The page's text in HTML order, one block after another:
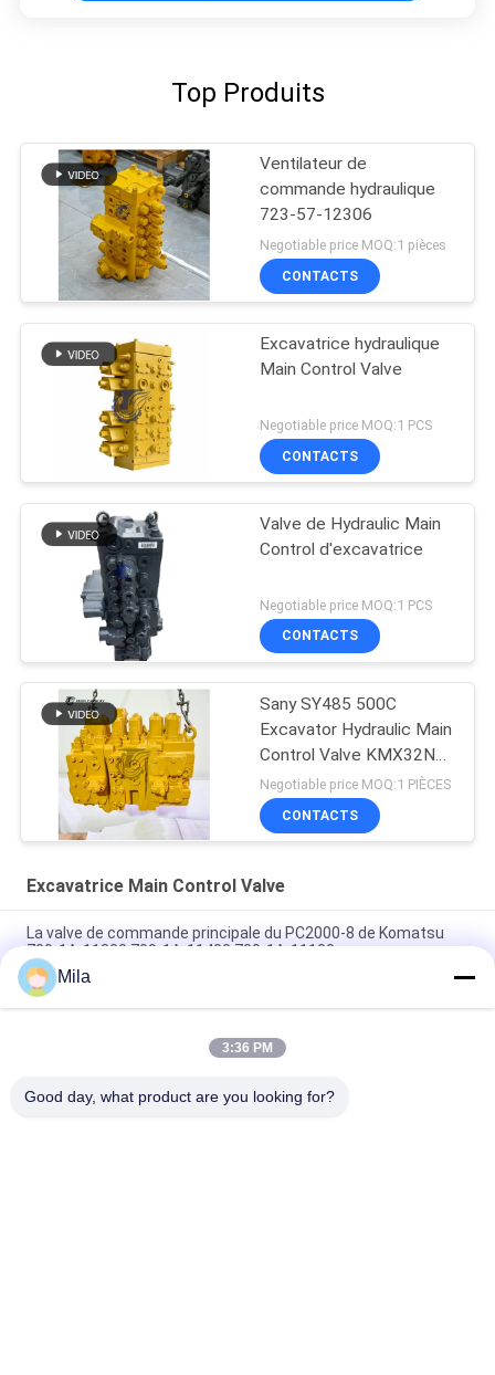
Top Produits
Ventilateur de
commande hydraulique
723-57-12306
Negotiable price MOQ:1 pièces
CONTACTS
Excavatrice hydraulique
Main Control Valve
Negotiable price MOQ:1 PCS
CONTACTS
Valve de Hydraulic Main
Control d'excavatrice
Negotiable price MOQ:1 PCS
CONTACTS
Sany SY485 500C
Excavator Hydraulic Main
Control Valve KMX32NA
High Quality
Negotiable price MOQ:1 PIÈCES
CONTACTS
Excavatrice Main Control Valve
La valve de commande principale du PC2000-8 de Komatsu
709-1A-11300 709-1A-11400 709-1A-11100
PC160LC-7 PC160-7 Ventilateur de commande Excavateur
Komatsu, 723-57-16100 Excavateur pièces principales
VOE14541591 Valve de commande principale de l'excavateur
Mila
3:36 PM
Good day, what product are you looking for?